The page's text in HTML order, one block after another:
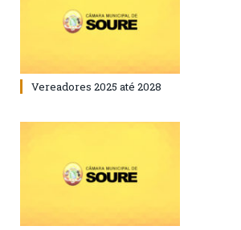
Vereadores 2025 até 2028